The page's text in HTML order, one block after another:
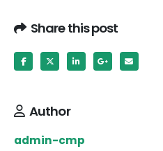
Share this post
Author
admin-cmp